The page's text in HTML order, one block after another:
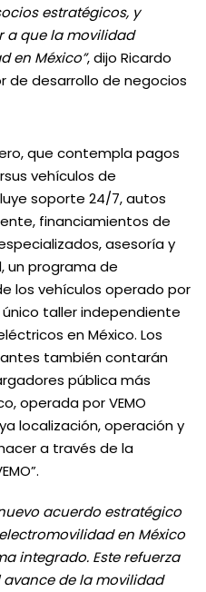
estratégicos, y
a que la movilidad
en México”, dijo Ricardo
de desarrollo de negocios
que contempla pagos
vehículos de
soporte 24/7, autos
financiamientos de
asesoría y
un programa de
los vehículos operado por
único taller independiente
en México. Los
también contarán
pública más
operada por VEMO
localización, operación y
a través de la
acuerdo estratégico
en México
integrado. Este refuerza
de la movilidad